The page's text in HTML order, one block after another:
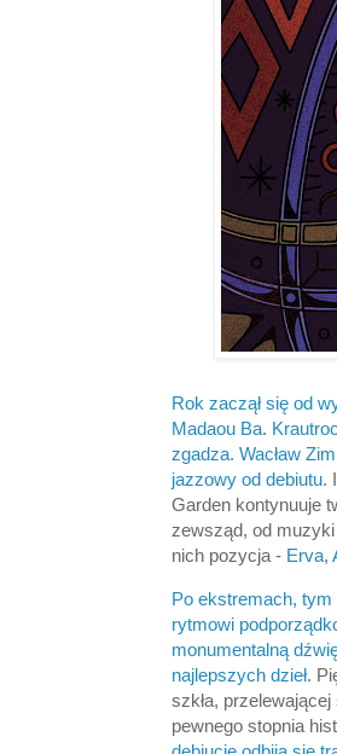
Rok zaczął się od
Madaou Ba.
zgadza. Wacław
jazzowy od debiutu.
Garden kontynuuje
zewsząd, od
nich pozycja - Erva,
Po ekstremach,
rytmowi
monumentalną
najlepszych dzieł.
szkła,
pewnego stopnia